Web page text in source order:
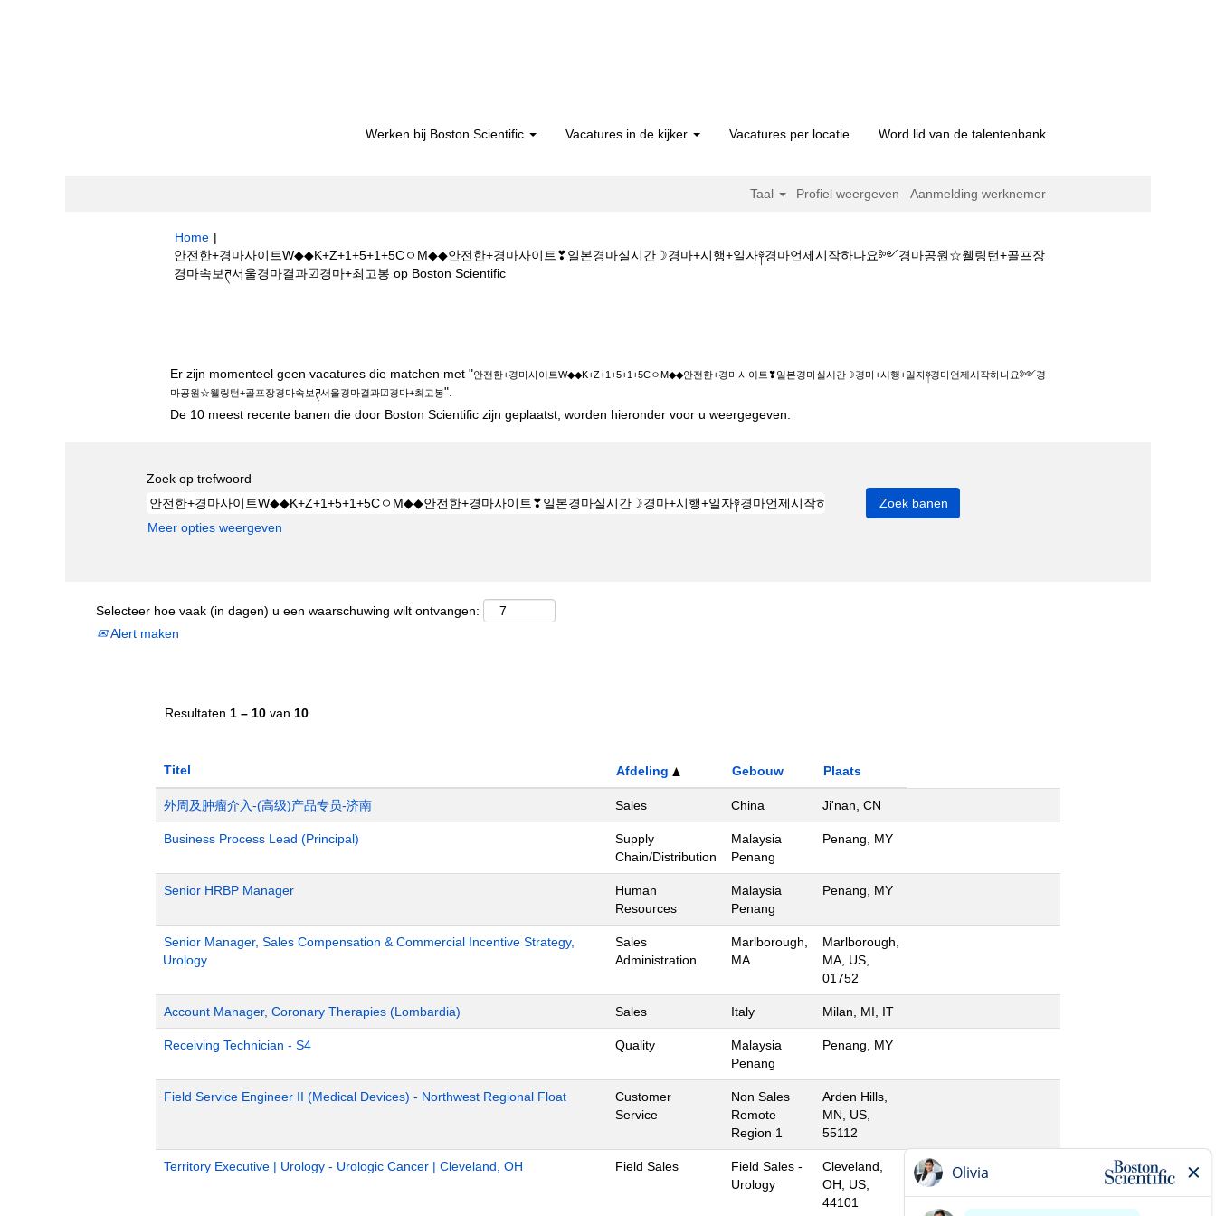
Werken bij Boston Scientific Vacatures in de kijker Vacatures per locatie Word lid van de talentenbank
Taal Profiel weergeven Aanmelding werknemer
Home |
안전한+경마사이트W◆◆K+Z+1+5+1+5CㅇM◆◆안전한+경마사이트❣일본경마실시간☽경마+시행+일자༈경마언제시작하나요༻경마공원☆웰링턴+골프장
경마속보ཊ서울경마결과☑경마+최고봉 op Boston Scientific(huidige
Er zijn momenteel geen vacatures die matchen met "안전한+경마사이트W◆◆K+Z+1+5+1+5CㅇM◆◆안전한+경마사이트❣일본경마실시간☽경마+시행+일자༈경마언제시작하나요༻경
마공원☆웰링턴+골프장경마속보ཊ서울경마결과☑경마+최고봉".
De 10 meest recente banen die door Boston Scientific zijn geplaatst, worden hieronder voor u weergegeven.
Zoek op trefwoord
Meer opties weergeven
Selecteer hoe vaak (in dagen) u een waarschuwing wilt ontvangen:
Alert maken
Resultaten 1 – 10 van 10
Titel Afdeling Gebouw Plaats
外周及肿瘤介入-(高级)产品专员-济南 Sales China Ji'nan, CN
Business Process Lead (Principal)
Supply
Chain/Distribution
Malaysia
Penang
Penang, MY
Senior HRBP Manager
Human
Resources
Malaysia
Penang
Penang, MY
Senior Manager, Sales Compensation & Commercial Incentive Strategy,
Urology
Sales
Administration
Marlborough,
MA
Marlborough,
MA, US,
01752
Account Manager, Coronary Therapies (Lombardia) Sales Italy Milan, MI, IT
Receiving Technician - S4 Quality
Malaysia
Penang
Penang, MY
Field Service Engineer II (Medical Devices) - Northwest Regional Float
Customer
Service
Non Sales
Remote
Region 1
Arden Hills,
MN, US,
55112
Territory Executive | Urology - Urologic Cancer | Cleveland, OH Field Sales
Field Sales -
Urology
Cleveland,
OH, US,
44101